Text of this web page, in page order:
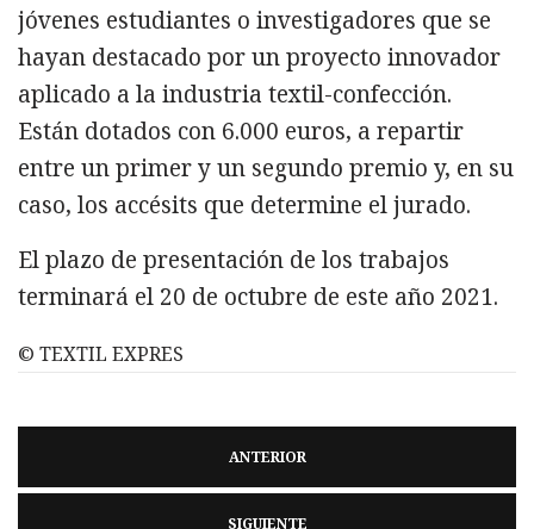
jóvenes estudiantes o investigadores que se
hayan destacado por un proyecto innovador
aplicado a la industria textil-confección.
Están dotados con 6.000 euros, a repartir
entre un primer y un segundo premio y, en su
caso, los accésits que determine el jurado.
El plazo de presentación de los trabajos
terminará el 20 de octubre de este año 2021.
© TEXTIL EXPRES
ANTERIOR
SIGUIENTE